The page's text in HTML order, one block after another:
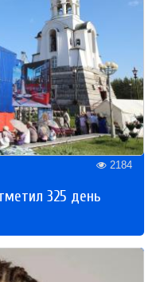
2184
325 день